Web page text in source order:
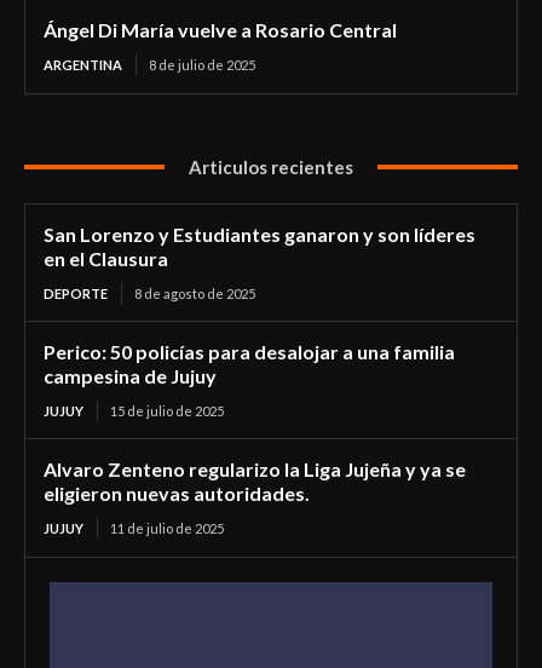
Ángel Di María vuelve a Rosario Central
ARGENTINA 8 de julio de 2025
Articulos recientes
San Lorenzo y Estudiantes ganaron y son líderes
en el Clausura
DEPORTE 8 de agosto de 2025
Perico: 50 policías para desalojar a una familia
campesina de Jujuy
JUJUY 15 de julio de 2025
Alvaro Zenteno regularizo la Liga Jujeña y ya se
eligieron nuevas autoridades.
JUJUY 11 de julio de 2025